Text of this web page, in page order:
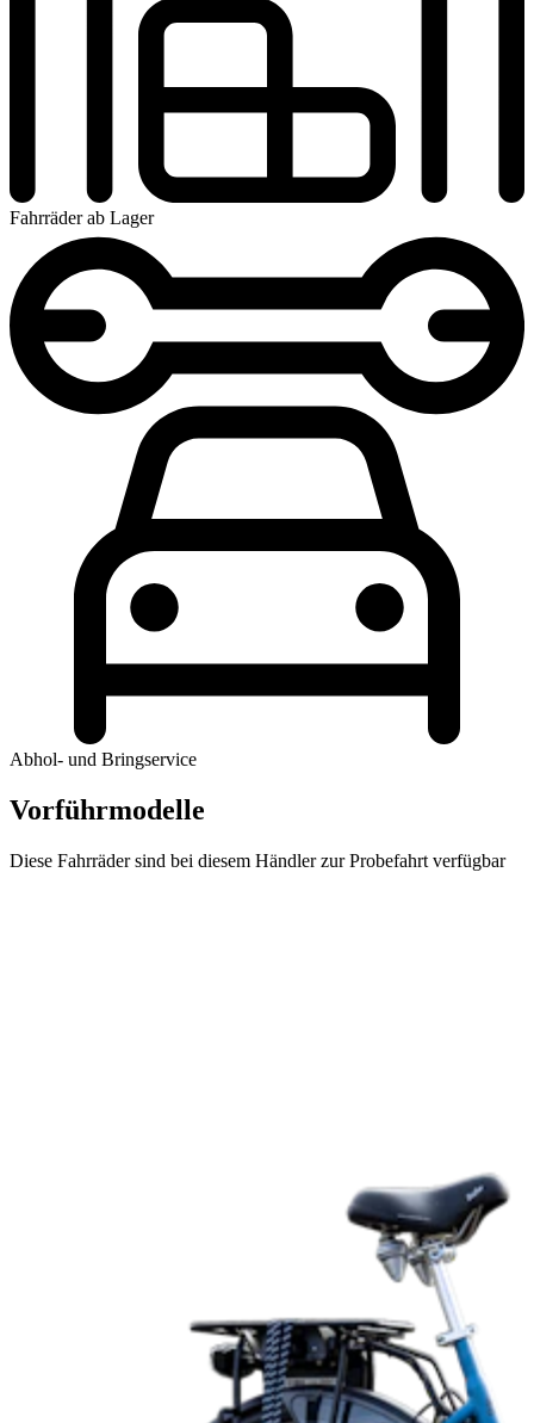
Fahrräder ab Lager
Abhol- und Bringservice
Vorführmodelle
Diese Fahrräder sind bei diesem Händler zur Probefahrt verfügbar